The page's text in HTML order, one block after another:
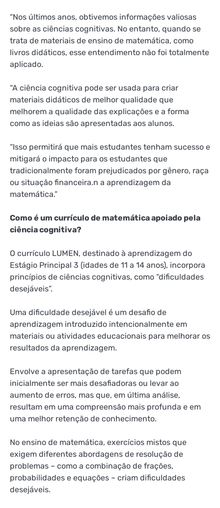
“Nos últimos anos, obtivemos informações valiosas
sobre as ciências cognitivas. No entanto, quando se
trata de materiais de ensino de matemática, como
livros didáticos, esse entendimento não foi totalmente
aplicado.
“A ciência cognitiva pode ser usada para criar
materiais didáticos de melhor qualidade que
melhorem a qualidade das explicações e a forma
como as ideias são apresentadas aos alunos.
“Isso permitirá que mais estudantes tenham sucesso e
mitigará o impacto para os estudantes que
tradicionalmente foram prejudicados por gênero, raça
ou situação financeira.n a aprendizagem da
matemática.”
Como é um currículo de matemática apoiado pela
ciência cognitiva?
O currículo LUMEN, destinado à aprendizagem do
Estágio Principal 3 (idades de 11 a 14 anos), incorpora
princípios de ciências cognitivas, como “dificuldades
desejáveis”.
Uma dificuldade desejável é um desafio de
aprendizagem introduzido intencionalmente em
materiais ou atividades educacionais para melhorar os
resultados da aprendizagem.
Envolve a apresentação de tarefas que podem
inicialmente ser mais desafiadoras ou levar ao
aumento de erros, mas que, em última análise,
resultam em uma compreensão mais profunda e em
uma melhor retenção de conhecimento.
No ensino de matemática, exercícios mistos que
exigem diferentes abordagens de resolução de
problemas – como a combinação de frações,
probabilidades e equações – criam dificuldades
desejáveis.